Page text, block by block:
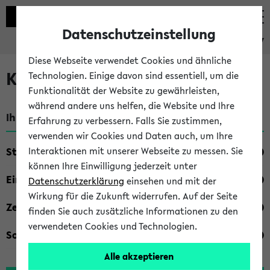
eKVV
Kombisuche im eKVV
Ihre Suchkriterien:
Studienfach
Einrichtung
Zeiten
Sonstiges
Datenschutzeinstellung
Diese Webseite verwendet Cookies und ähnliche
Technologien. Einige davon sind essentiell, um die
Funktionalität der Website zu gewährleisten,
während andere uns helfen, die Website und Ihre
Erfahrung zu verbessern. Falls Sie zustimmen,
verwenden wir Cookies und Daten auch, um Ihre
Interaktionen mit unserer Webseite zu messen. Sie
können Ihre Einwilligung jederzeit unter
Datenschutzerklärung einsehen und mit der
Wirkung für die Zukunft widerrufen. Auf der Seite
finden Sie auch zusätzliche Informationen zu den
verwendeten Cookies und Technologien.
Alle akzeptieren